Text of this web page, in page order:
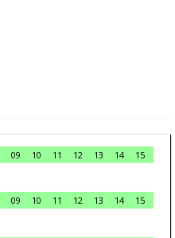
09 10 11 12 13 14
15
09 10 11 12 13 14
15